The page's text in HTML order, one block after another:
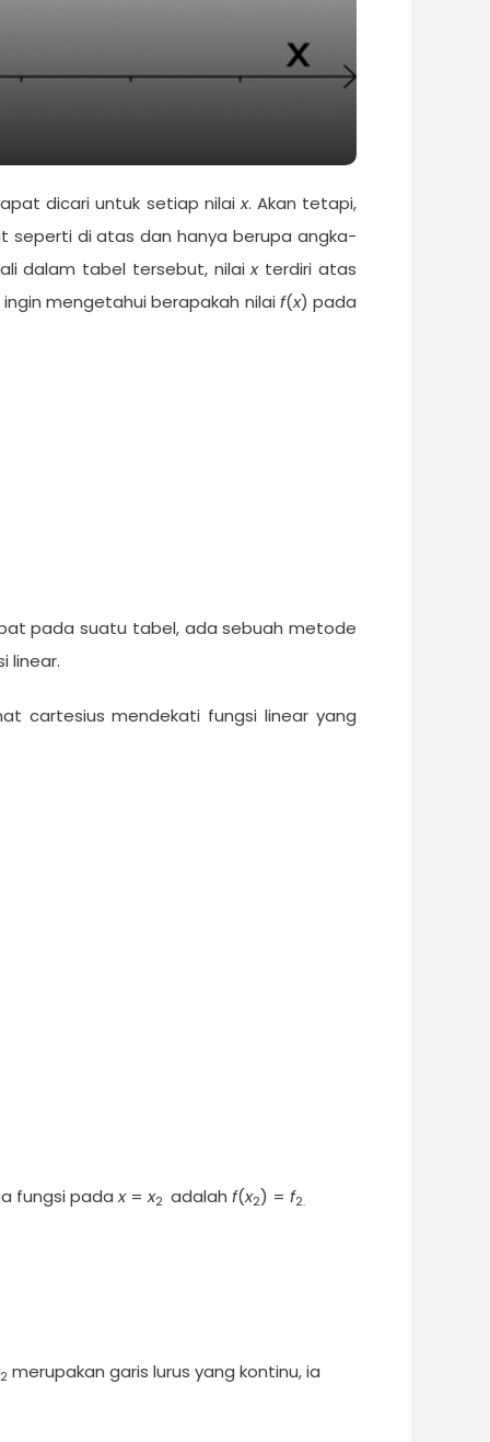
dicari untuk setiap nilaix. Akan tetapi,
seperti di atas dan hanya berupa angka-
dalam tabel tersebut, nilaixterdiri atas
mengetahui berapakah nilai f(x) pada
pada suatu tabel, ada sebuah metode
linear.
cartesius mendekati fungsi linear yang
fungsi padax=x2 adalah f(x2) = f2.
2 merupakan garis lurus yang kontinu, ia